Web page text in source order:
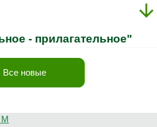
- прилагательное"
Все новые
М